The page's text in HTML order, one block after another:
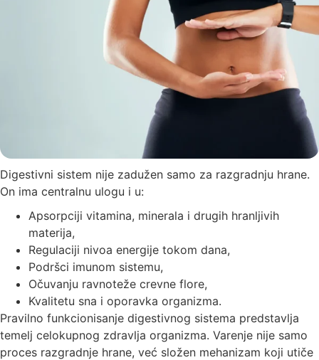
Digestivni sistem nije zadužen samo za razgradnju hrane.
On ima centralnu ulogu i u:
Apsorpciji vitamina, minerala i drugih hranljivih
materija,
Regulaciji nivoa energije tokom dana,
Podršci imunom sistemu,
Očuvanju ravnoteže crevne flore,
Kvalitetu sna i oporavka organizma.
Pravilno funkcionisanje digestivnog sistema predstavlja
temelj celokupnog zdravlja organizma. Varenje nije samo
proces razgradnje hrane, već složen mehanizam koji utiče